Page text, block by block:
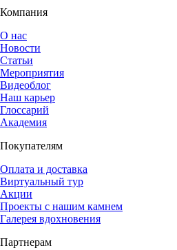
Компания
О нас
Новости
Статьи
Мероприятия
Видеоблог
Наш карьер
Глоссарий
Академия
Покупателям
Оплата и доставка
Виртуальный тур
Акции
Проекты с нашим камнем
Галерея вдохновения
Партнерам